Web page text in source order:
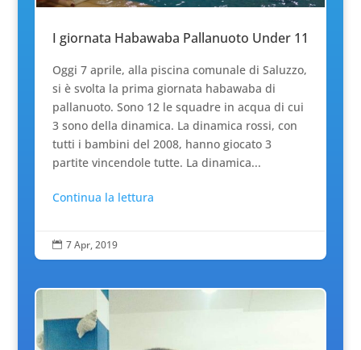
I giornata Habawaba Pallanuoto Under 11
Oggi 7 aprile, alla piscina comunale di Saluzzo,
si è svolta la prima giornata habawaba di
pallanuoto. Sono 12 le squadre in acqua di cui
3 sono della dinamica. La dinamica rossi, con
tutti i bambini del 2008, hanno giocato 3
partite vincendole tutte. La dinamica...
Continua la lettura
 7 Apr, 2019